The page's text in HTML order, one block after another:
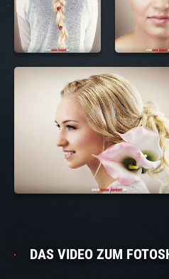
DAS VIDEO ZUM